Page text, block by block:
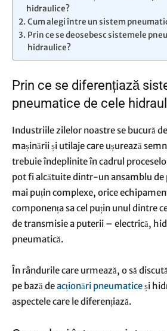
hidraulice?
Cum alegi între un sistem
Prin ce se deosebesc sistemele
hidraulice?
Prin ce se diferențiază
pneumatice de cele
Industriile zilelor noastre se bucură
mașinării și utilaje care ușurează
trebuie îndeplinite în cadrul
pot fi alcătuite dintr-un ansamblu de
mai puțin complexe, orice
componența sa cel puțin unul dintre
de transmisie a puterii – electrică,
pneumatică.
În rândurile care urmează, o să
pe bază deacționări pneumaticeși
aspectele care le diferențiază.